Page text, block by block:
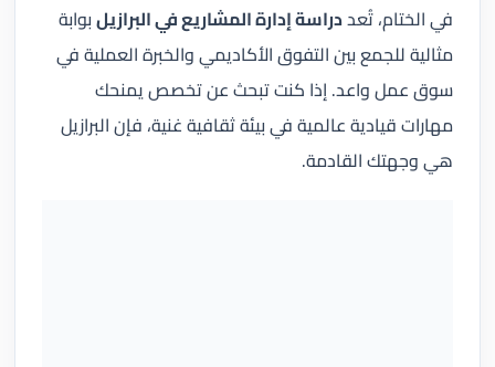
في الختام، تُعددراسة إدارة المشاريع في البرازيلبوابة
مثالية للجمع بين التفوق الأكاديمي والخبرة العملية في
سوق عمل واعد. إذا كنت تبحث عن تخصص يمنحك
مهارات قيادية عالمية في بيئة ثقافية غنية، فإن البرازيل
هي وجهتك القادمة.